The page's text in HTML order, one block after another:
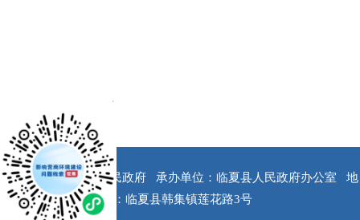
版权所有：临夏县人民政府 承办单位：临夏县人民政府办公室
地
址：临夏县韩集镇莲花路3号
x